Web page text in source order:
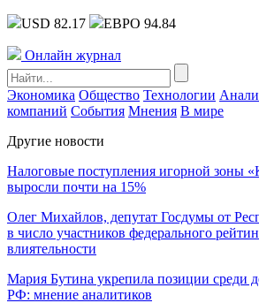
USD 82.17 ЕВРО 94.84
Онлайн журнал
Экономика Общество Технологии
компаний События Мнения В мире
Другие новости
Налоговые поступления игорной зоны
выросли почти на 15%
Олег Михайлов, депутат Госдумы от
в число участников федерального
влиятельности
Мария Бутина укрепила позиции среди
РФ: мнение аналитиков